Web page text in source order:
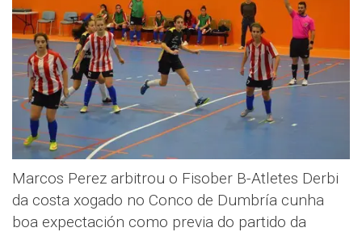
Marcos Perez arbitrou o Fisober B-Atletes Derbi
da costa xogado no Conco de Dumbría cunha
boa expectación como previa do partido da